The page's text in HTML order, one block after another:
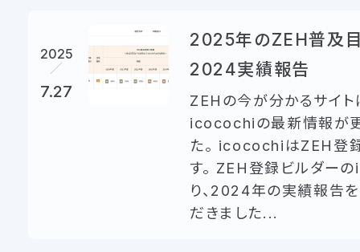
2025
7.27
2025年のZEH普及
2024実績報告
ZEHの今が分かるサイト
icocochiの最新情報が
た。 icocochiはZEH登
す。 ZEH登録ビルダー
り、2024年の実績報告
だきました...